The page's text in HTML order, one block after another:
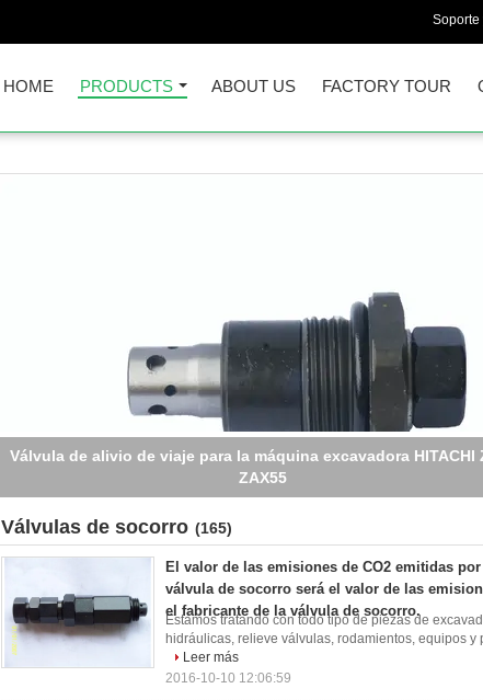
Soporte
HOME PRODUCTS ABOUT US FACTORY TOUR
válvula piloto para excavadora komatsu
Válvulas de socorro (165)
El valor de las emisiones de CO2 emitidas
válvula de socorro será el valor de las
el fabricante de la válvula de socorro.
Estamos tratando con todo tipo de piezas de
hidráulicas, relieve válvulas, rodamientos, equipos
Leer más
2016-10-10 12:06:59